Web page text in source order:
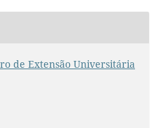
de Extensão Universitária